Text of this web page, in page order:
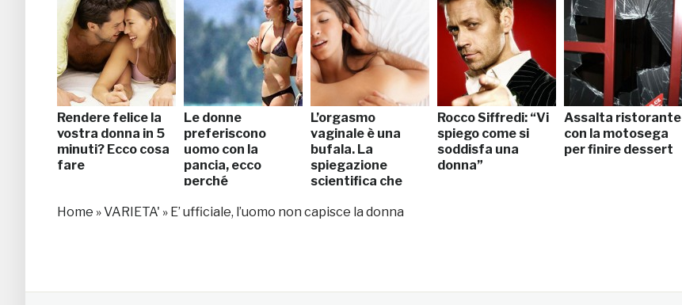
Rendere felice la
vostra donna in 5
minuti? Ecco cosa
fare
Le donne
preferiscono
uomo con la
pancia, ecco
perché
L’orgasmo
vaginale è una
bufala. La
spiegazione
scientifica che
Rocco Siffredi: “Vi
spiego come si
soddisfa una
donna”
Assalta ristorante
con la motosega
per finire dessert
Home »VARIETA' » E’ ufficiale, l’uomo non capisce la donna